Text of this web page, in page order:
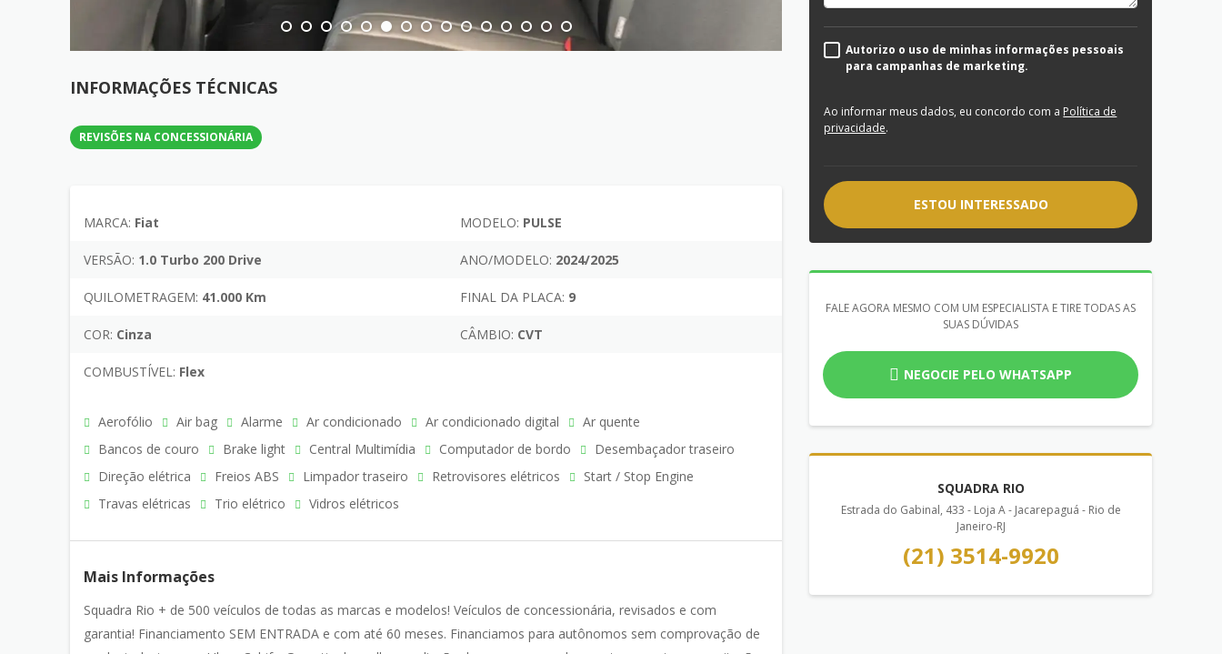
INFORMAÇÕES TÉCNICAS
REVISÕES NA CONCESSIONÁRIA
MARCA: Fiat MODELO: PULSE
VERSÃO: 1.0 Turbo 200 Drive ANO/MODELO: 2024/2025
QUILOMETRAGEM: 41.000 Km FINAL DA PLACA: 9
COR: Cinza CÂMBIO: CVT
COMBUSTÍVEL: Flex
Aerofólio Air bag Alarme Ar condicionado Ar condicionado digital
Ar quente
Bancos de couro
Brake light Central Multimídia Computador de bordo
Desembaçador traseiro
Direção elétrica
Freios ABS Limpador traseiro Retrovisores elétricos
Start / Stop Engine
Travas elétricas
Trio elétrico Vidros elétricos
Mais Informações
Squadra Rio + de 500 veículos de todas as marcas e modelos! Veículos de concessionária, revisados e com
garantia! Financiamento SEM ENTRADA e com até 60 meses. Financiamos para autônomos sem comprovação de
Autorizo o uso de minhas informações pessoais
para campanhas de marketing.
Ao informar meus dados, eu concordo com a Política de
privacidade.
ESTOU INTERESSADO
FALE AGORA MESMO COM UM ESPECIALISTA E TIRE TODAS AS
SUAS DÚVIDAS
NEGOCIE PELO WHATSAPP
SQUADRA RIO
Estrada do Gabinal, 433 - Loja A - Jacarepaguá - Rio de
Janeiro-RJ
(21) 3514-9920